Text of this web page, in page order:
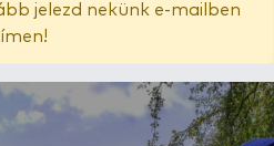
jelezd nekünk e-mailben